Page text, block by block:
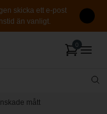
skicka ett e-post
än vanligt.
mått